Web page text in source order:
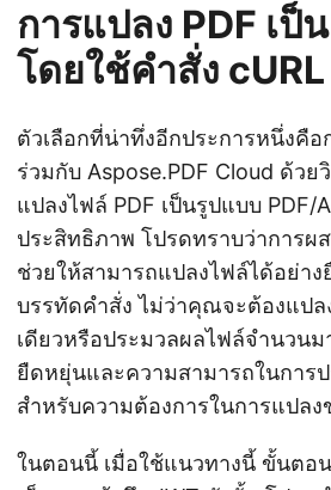
การแปลง PDF เป็
โดยใช้คำสั่ง cURL
ตัวเลือกที่น่าทึ่งอีกประการหนึ่งคือ
ร่วมกับ Aspose.PDF Cloud ด้ว
แปลงไฟล์ PDF เป็นรูปแบบ PDF/
ประสิทธิภาพ โปรดทราบว่าการผ
ช่วยให้สามารถแปลงไฟล์ได้อย่า
บรรทัดคำสั่ง ไม่ว่าคุณจะต้องแปล
เดียวหรือประมวลผลไฟล์จำนวน
ยืดหยุ่นและความสามารถในการ
สำหรับความต้องการในการแปล
ในตอนนี้ เมื่อใช้แนวทางนี้ ขั้นตอ